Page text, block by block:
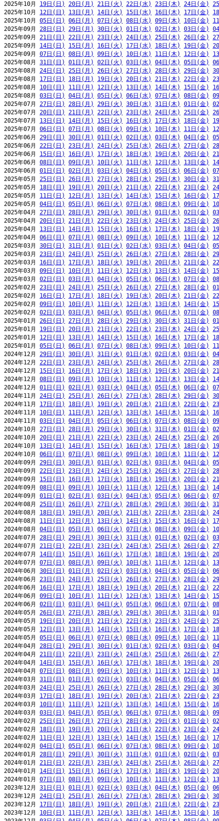
2025年10月 19日(日) 20日(月) 21日(火) 22日(水) 23日(木) 24日(金)
2025年10月 12日(日) 13日(月) 14日(火) 15日(水) 16日(木) 17日(金)
2025年10月 05日(日) 06日(月) 07日(火) 08日(水) 09日(木) 10日(金)
2025年09月 28日(日) 29日(月) 30日(火) 01日(水) 02日(木) 03日(金)
2025年09月 21日(日) 22日(月) 23日(火) 24日(水) 25日(木) 26日(金)
2025年09月 14日(日) 15日(月) 16日(火) 17日(水) 18日(木) 19日(金)
2025年09月 07日(日) 08日(月) 09日(火) 10日(水) 11日(木) 12日(金)
2025年08月 31日(日) 01日(月) 02日(火) 03日(水) 04日(木) 05日(金)
2025年08月 24日(日) 25日(月) 26日(火) 27日(水) 28日(木) 29日(金)
2025年08月 17日(日) 18日(月) 19日(火) 20日(水) 21日(木) 22日(金)
2025年08月 10日(日) 11日(月) 12日(火) 13日(水) 14日(木) 15日(金)
2025年08月 03日(日) 04日(月) 05日(火) 06日(水) 07日(木) 08日(金)
2025年07月 27日(日) 28日(月) 29日(火) 30日(水) 31日(木) 01日(金)
2025年07月 20日(日) 21日(月) 22日(火) 23日(水) 24日(木) 25日(金)
2025年07月 13日(日) 14日(月) 15日(火) 16日(水) 17日(木) 18日(金)
2025年07月 06日(日) 07日(月) 08日(火) 09日(水) 10日(木) 11日(金)
2025年06月 29日(日) 30日(月) 01日(火) 02日(水) 03日(木) 04日(金)
2025年06月 22日(日) 23日(月) 24日(火) 25日(水) 26日(木) 27日(金)
2025年06月 15日(日) 16日(月) 17日(火) 18日(水) 19日(木) 20日(金)
2025年06月 08日(日) 09日(月) 10日(火) 11日(水) 12日(木) 13日(金)
2025年06月 01日(日) 02日(月) 03日(火) 04日(水) 05日(木) 06日(金)
2025年05月 25日(日) 26日(月) 27日(火) 28日(水) 29日(木) 30日(金)
2025年05月 18日(日) 19日(月) 20日(火) 21日(水) 22日(木) 23日(金)
2025年05月 11日(日) 12日(月) 13日(火) 14日(水) 15日(木) 16日(金)
2025年05月 04日(日) 05日(月) 06日(火) 07日(水) 08日(木) 09日(金)
2025年04月 27日(日) 28日(月) 29日(火) 30日(水) 01日(木) 02日(金)
2025年04月 20日(日) 21日(月) 22日(火) 23日(水) 24日(木) 25日(金)
2025年04月 13日(日) 14日(月) 15日(火) 16日(水) 17日(木) 18日(金)
2025年04月 06日(日) 07日(月) 08日(火) 09日(水) 10日(木) 11日(金)
2025年03月 30日(日) 31日(月) 01日(火) 02日(水) 03日(木) 04日(金)
2025年03月 23日(日) 24日(月) 25日(火) 26日(水) 27日(木) 28日(金)
2025年03月 16日(日) 17日(月) 18日(火) 19日(水) 20日(木) 21日(金)
2025年03月 09日(日) 10日(月) 11日(火) 12日(水) 13日(木) 14日(金)
2025年03月 02日(日) 03日(月) 04日(火) 05日(水) 06日(木) 07日(金)
2025年02月 23日(日) 24日(月) 25日(火) 26日(水) 27日(木) 28日(金)
2025年02月 16日(日) 17日(月) 18日(火) 19日(水) 20日(木) 21日(金)
2025年02月 09日(日) 10日(月) 11日(火) 12日(水) 13日(木) 14日(金)
2025年02月 02日(日) 03日(月) 04日(火) 05日(水) 06日(木) 07日(金)
2025年01月 26日(日) 27日(月) 28日(火) 29日(水) 30日(木) 31日(金)
2025年01月 19日(日) 20日(月) 21日(火) 22日(水) 23日(木) 24日(金)
2025年01月 12日(日) 13日(月) 14日(火) 15日(水) 16日(木) 17日(金)
2025年01月 05日(日) 06日(月) 07日(火) 08日(水) 09日(木) 10日(金)
2024年12月 29日(日) 30日(月) 31日(火) 01日(水) 02日(木) 03日(金)
2024年12月 22日(日) 23日(月) 24日(火) 25日(水) 26日(木) 27日(金)
2024年12月 15日(日) 16日(月) 17日(火) 18日(水) 19日(木) 20日(金)
2024年12月 08日(日) 09日(月) 10日(火) 11日(水) 12日(木) 13日(金)
2024年12月 01日(日) 02日(月) 03日(火) 04日(水) 05日(木) 06日(金)
2024年11月 24日(日) 25日(月) 26日(火) 27日(水) 28日(木) 29日(金)
2024年11月 17日(日) 18日(月) 19日(火) 20日(水) 21日(木) 22日(金)
2024年11月 10日(日) 11日(月) 12日(火) 13日(水) 14日(木) 15日(金)
2024年11月 03日(日) 04日(月) 05日(火) 06日(水) 07日(木) 08日(金)
2024年10月 27日(日) 28日(月) 29日(火) 30日(水) 31日(木) 01日(金)
2024年10月 20日(日) 21日(月) 22日(火) 23日(水) 24日(木) 25日(金)
2024年10月 13日(日) 14日(月) 15日(火) 16日(水) 17日(木) 18日(金)
2024年10月 06日(日) 07日(月) 08日(火) 09日(水) 10日(木) 11日(金)
2024年09月 29日(日) 30日(月) 01日(火) 02日(水) 03日(木) 04日(金)
2024年09月 22日(日) 23日(月) 24日(火) 25日(水) 26日(木) 27日(金)
2024年09月 15日(日) 16日(月) 17日(火) 18日(水) 19日(木) 20日(金)
2024年09月 08日(日) 09日(月) 10日(火) 11日(水) 12日(木) 13日(金)
2024年09月 01日(日) 02日(月) 03日(火) 04日(水) 05日(木) 06日(金)
2024年08月 25日(日) 26日(月) 27日(火) 28日(水) 29日(木) 30日(金)
2024年08月 18日(日) 19日(月) 20日(火) 21日(水) 22日(木) 23日(金)
2024年08月 11日(日) 12日(月) 13日(火) 14日(水) 15日(木) 16日(金)
2024年08月 04日(日) 05日(月) 06日(火) 07日(水) 08日(木) 09日(金)
2024年07月 28日(日) 29日(月) 30日(火) 31日(水) 01日(木) 02日(金)
2024年07月 21日(日) 22日(月) 23日(火) 24日(水) 25日(木) 26日(金)
2024年07月 14日(日) 15日(月) 16日(火) 17日(水) 18日(木) 19日(金)
2024年07月 07日(日) 08日(月) 09日(火) 10日(水) 11日(木) 12日(金)
2024年06月 30日(日) 01日(月) 02日(火) 03日(水) 04日(木) 05日(金)
2024年06月 23日(日) 24日(月) 25日(火) 26日(水) 27日(木) 28日(金)
2024年06月 16日(日) 17日(月) 18日(火) 19日(水) 20日(木) 21日(金)
2024年06月 09日(日) 10日(月) 11日(火) 12日(水) 13日(木) 14日(金)
2024年06月 02日(日) 03日(月) 04日(火) 05日(水) 06日(木) 07日(金)
2024年05月 26日(日) 27日(月) 28日(火) 29日(水) 30日(木) 31日(金)
2024年05月 19日(日) 20日(月) 21日(火) 22日(水) 23日(木) 24日(金)
2024年05月 12日(日) 13日(月) 14日(火) 15日(水) 16日(木) 17日(金)
2024年05月 05日(日) 06日(月) 07日(火) 08日(水) 09日(木) 10日(金)
2024年04月 28日(日) 29日(月) 30日(火) 01日(水) 02日(木) 03日(金)
2024年04月 21日(日) 22日(月) 23日(火) 24日(水) 25日(木) 26日(金)
2024年04月 14日(日) 15日(月) 16日(火) 17日(水) 18日(木) 19日(金)
2024年04月 07日(日) 08日(月) 09日(火) 10日(水) 11日(木) 12日(金)
2024年03月 31日(日) 01日(月) 02日(火) 03日(水) 04日(木) 05日(金)
2024年03月 24日(日) 25日(月) 26日(火) 27日(水) 28日(木) 29日(金)
2024年03月 17日(日) 18日(月) 19日(火) 20日(水) 21日(木) 22日(金)
2024年03月 10日(日) 11日(月) 12日(火) 13日(水) 14日(木) 15日(金)
2024年03月 03日(日) 04日(月) 05日(火) 06日(水) 07日(木) 08日(金)
2024年02月 25日(日) 26日(月) 27日(火) 28日(水) 29日(木) 01日(金)
2024年02月 18日(日) 19日(月) 20日(火) 21日(水) 22日(木) 23日(金)
2024年02月 11日(日) 12日(月) 13日(火) 14日(水) 15日(木) 16日(金)
2024年02月 04日(日) 05日(月) 06日(火) 07日(水) 08日(木) 09日(金)
2024年01月 28日(日) 29日(月) 30日(火) 31日(水) 01日(木) 02日(金)
2024年01月 21日(日) 22日(月) 23日(火) 24日(水) 25日(木) 26日(金)
2024年01月 14日(日) 15日(月) 16日(火) 17日(水) 18日(木) 19日(金)
2024年01月 07日(日) 08日(月) 09日(火) 10日(水) 11日(木) 12日(金)
2023年12月 31日(日) 01日(月) 02日(火) 03日(水) 04日(木) 05日(金)
2023年12月 24日(日) 25日(月) 26日(火) 27日(水) 28日(木) 29日(金)
2023年12月 17日(日) 18日(月) 19日(火) 20日(水) 21日(木) 22日(金)
2023年12月 10日(日) 11日(月) 12日(火) 13日(水) 14日(木) 15日(金)